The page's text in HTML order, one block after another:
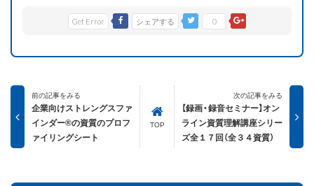
Get Error シェアする 0
前の記事をみる
企業向けストレングスファ
インダー®の資質のプロフ
ァイリングシート
TOP
次の記事をみる
【録画・録音セミナー】オン
ライン資質理解講座シリー
ズ全１７回（全３４資質）